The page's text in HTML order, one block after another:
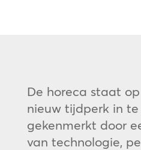
De horeca staat
nieuw tijdperk in
gekenmerkt door
van technologie,